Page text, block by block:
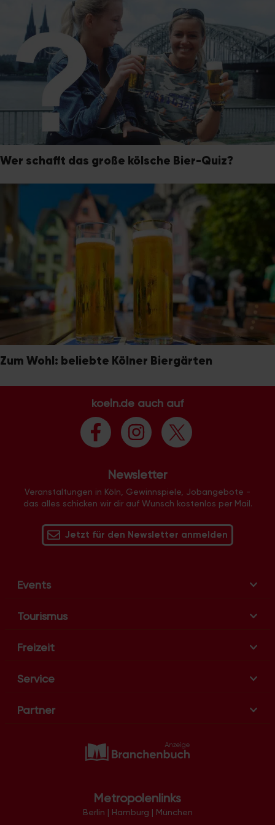
Wer schafft das große kölsche Bier-Quiz?
Zum Wohl: beliebte Kölner Biergärten
koeln.de auch auf
Newsletter
Veranstaltungen in Köln, Gewinnspiele, Jobangebote -
das alles schicken wir dir auf Wunsch kostenlos per Mail.
Jetzt für den Newsletter anmelden
Events
Tourismus
Freizeit
Service
Partner
Metropolenlinks
Berlin | Hamburg | München